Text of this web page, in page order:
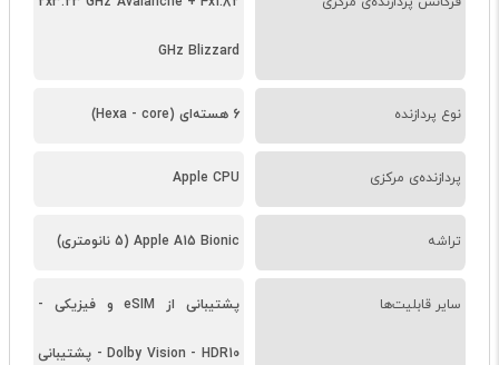
GHz Blizzard
نوع پردازنده 6 هسته‌ای (Hexa - core)
پردازنده‌ی مرکزی Apple CPU
تراشه Apple A15 Bionic (5 نانومتری)
سایر قابلیت‌ها پشتیبانی از eSIM و فیزیکی -
Dolby Vision - HDR10 - پشتیبانی